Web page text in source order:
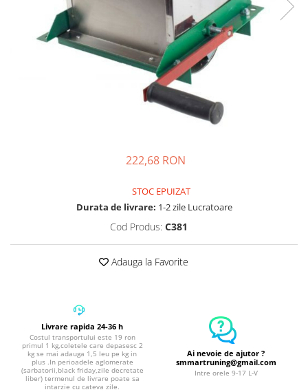
222,68 RON
STOC EPUIZAT
Durata de livrare: 1-2 zile Lucratoare
Cod Produs: C381
Adauga la Favorite
Livrare rapida 24-36 h
Costul transportului este 19 ron
primul 1 kg,coletele care depasesc 2
kg se mai adauga 1,5 leu pe kg in
plus .In perioadele aglomerate
(sarbatorii,black friday,zile decretate
liber) termenul de livrare poate sa
intarzie cu cateva zile.
Ai nevoie de ajutor ?
smmartruning@gmail.com
Intre orele 9-17 L-V